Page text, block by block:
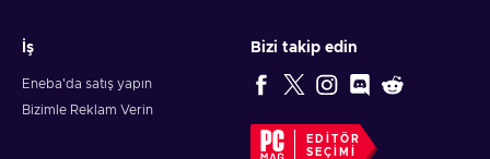
İş
Eneba'da satış yapın
Bizimle Reklam Verin
Bizi takip edin
EDITÖR
SEÇIMI